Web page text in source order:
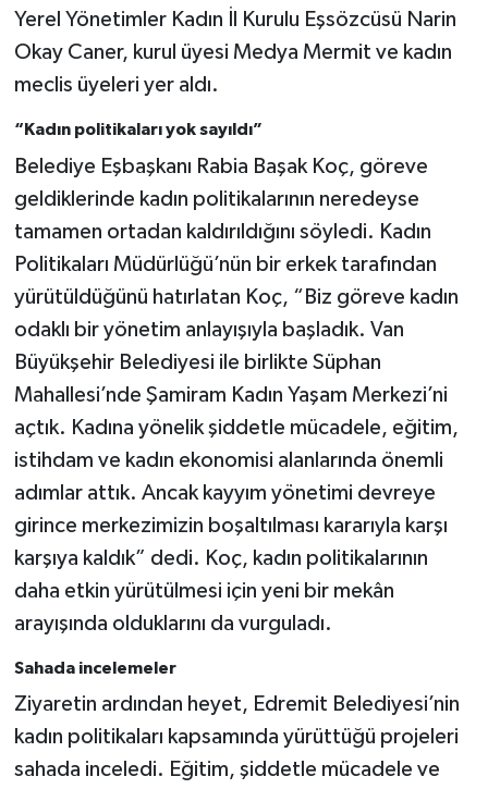
Yerel Yönetimler Kadın İl Kurulu Eşsözcüsü Narin
Okay Caner, kurul üyesi Medya Mermit ve kadın
meclis üyeleri yer aldı.
“Kadın politikaları yok sayıldı”
Belediye Eşbaşkanı Rabia Başak Koç, göreve
geldiklerinde kadın politikalarının neredeyse
tamamen ortadan kaldırıldığını söyledi. Kadın
Politikaları Müdürlüğü’nün bir erkek tarafından
yürütüldüğünü hatırlatan Koç, “Biz göreve kadın
odaklı bir yönetim anlayışıyla başladık. Van
Büyükşehir Belediyesi ile birlikte Süphan
Mahallesi’nde Şamiram Kadın Yaşam Merkezi’ni
açtık. Kadına yönelik şiddetle mücadele, eğitim,
istihdam ve kadın ekonomisi alanlarında önemli
adımlar attık. Ancak kayyım yönetimi devreye
girince merkezimizin boşaltılması kararıyla karşı
karşıya kaldık” dedi. Koç, kadın politikalarının
daha etkin yürütülmesi için yeni bir mekân
arayışında olduklarını da vurguladı.
Sahada incelemeler
Ziyaretin ardından heyet, Edremit Belediyesi’nin
kadın politikaları kapsamında yürüttüğü projeleri
sahada inceledi. Eğitim, şiddetle mücadele ve